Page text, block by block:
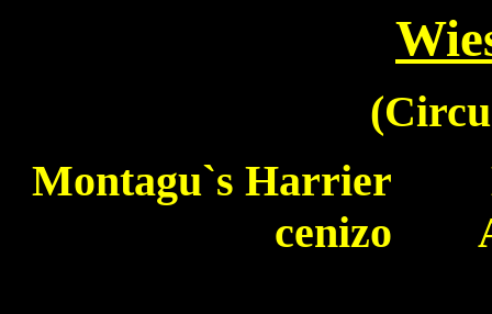
(
Montagu`s Harrier
cenizo